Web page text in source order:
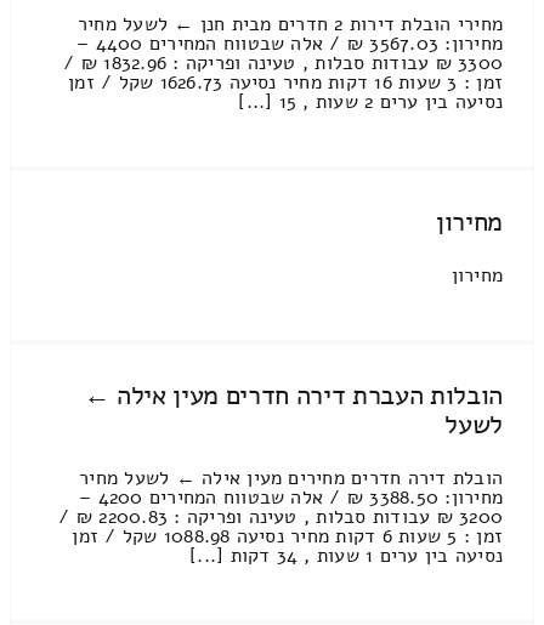
מחירי הובלת דירות 2 חדרים מבית חנן ← לשעל מחיר
מחירון: 3567.03 ₪ / אלה שבטווח המחירים 4400 –
3300 ₪ עבודות סבלות , טעינה ופריקה : 1832.96 ₪ /
זמן : 3 שעות 16 דקות מחיר נסיעה 1626.73 שקל / זמן
נסיעה בין ערים 2 שעות , 15 [...]
מחירון
מחירון
הובלות העברת דירה חדרים מעין אילה ←
לשעל
הובלת דירה חדרים מחירים מעין אילה ← לשעל מחיר
מחירון: 3388.50 ₪ / אלה שבטווח המחירים 4200 –
3200 ₪ עבודות סבלות , טעינה ופריקה : 2200.83 ₪ /
זמן : 5 שעות 6 דקות מחיר נסיעה 1088.98 שקל / זמן
נסיעה בין ערים 1 שעות , 34 דקות [...]